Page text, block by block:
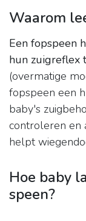
Waarom
Een fopspeen
hun zuigreflex
(overmatige
fopspeen een
baby's
controleren en
helpt
Hoe baby
speen?